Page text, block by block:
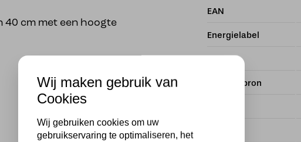
Wij maken gebruik van
Cookies
Wij gebruiken cookies om uw
gebruikservaring te optimaliseren, het
40 cm met een hoogte
EAN
Energielabel
Kleur
Met lichtbron